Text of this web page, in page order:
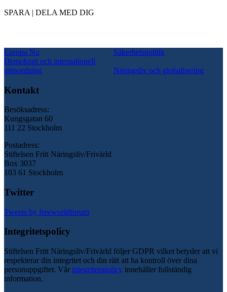
SPARA | DELA MED DIG
Europa Nu
Säkerhetspolitik
Demokrati och internationell
rättsordning
Näringsliv och globalisering
Kontakt
Besöksadress:
Kungsgatan 60
111 22 Stockholm
Postadress:
Stiftelsen Fritt Näringsliv/Frivärld
Box 3037
103 61 Stockholm
Twitter
Tweets by freeworldforum
Integritetspolicy
Stiftelsen Fritt Näringsliv/Frivärld följer GDPR vilket betyder att vi
respekterar din integritet och din rätt att ha kontroll över dina
personuppgifter. Vår integritetspolicy innehåller fullständig
information.